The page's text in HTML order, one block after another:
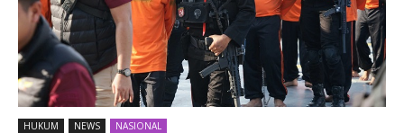
HUKUM NEWS NASIONAL